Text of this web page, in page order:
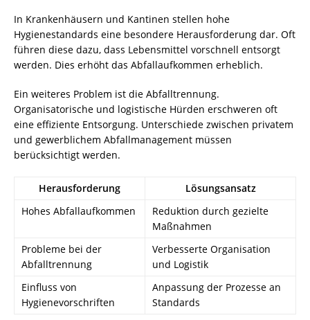
In Krankenhäusern und Kantinen stellen hohe
Hygienestandards eine besondere Herausforderung dar. Oft
führen diese dazu, dass Lebensmittel vorschnell entsorgt
werden. Dies erhöht das Abfallaufkommen erheblich.
Ein weiteres Problem ist die Abfalltrennung.
Organisatorische und logistische Hürden erschweren oft
eine effiziente Entsorgung. Unterschiede zwischen privatem
und gewerblichem Abfallmanagement müssen
berücksichtigt werden.
Herausforderung
Lösungsansatz
Hohes Abfallaufkommen
Reduktion durch gezielte
Maßnahmen
Probleme bei der
Abfalltrennung
Verbesserte Organisation
und Logistik
Einfluss von
Hygienevorschriften
Anpassung der Prozesse an
Standards